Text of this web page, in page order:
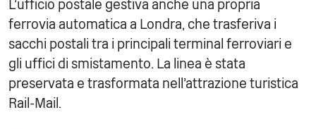
L'ufficio postale gestiva anche una propria
ferrovia automatica a Londra, che trasferiva i
sacchi postali tra i principali terminal ferroviari e
gli uffici di smistamento. La linea è stata
preservata e trasformata nell'attrazione turistica
Rail-Mail.